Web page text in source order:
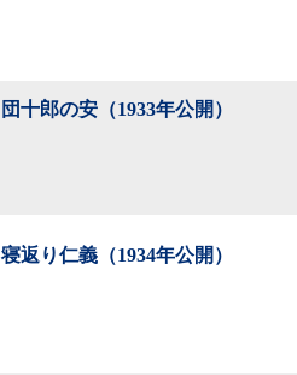
団十郎の安（1933年公開）
寝返り仁義（1934年公開）